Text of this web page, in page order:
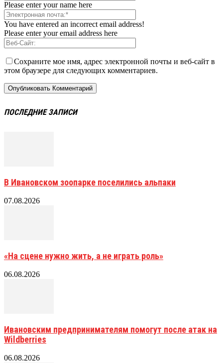
Please enter your name here
You have entered an incorrect email address!
Please enter your email address here
Сохраните мое имя, адрес электронной почты и веб-сайт в
этом браузере для следующих комментариев.
ПОСЛЕДНИЕ ЗАПИСИ
В Ивановском зоопарке поселились альпаки
07.08.2026
«На сцене нужно жить, а не играть роль»
06.08.2026
Ивановским предпринимателям помогут после атак на
Wildberries
06.08.2026